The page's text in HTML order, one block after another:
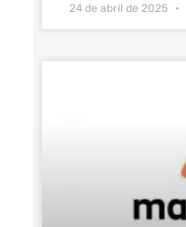
24 de abril de 2025